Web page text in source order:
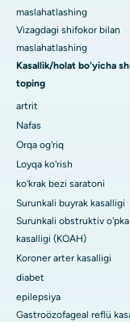
maslahatlashing
Vizagdagi shifokor bilan
maslahatlashing
Kasallik/holat bo'yicha
toping
artrit
Nafas
Orqa og'riq
Loyqa ko'rish
ko'krak bezi saratoni
Surunkali buyrak kasalligi
Surunkali obstruktiv o'pka
kasalligi (KOAH)
Koroner arter kasalligi
diabet
epilepsiya
Gastroözofageal reflü